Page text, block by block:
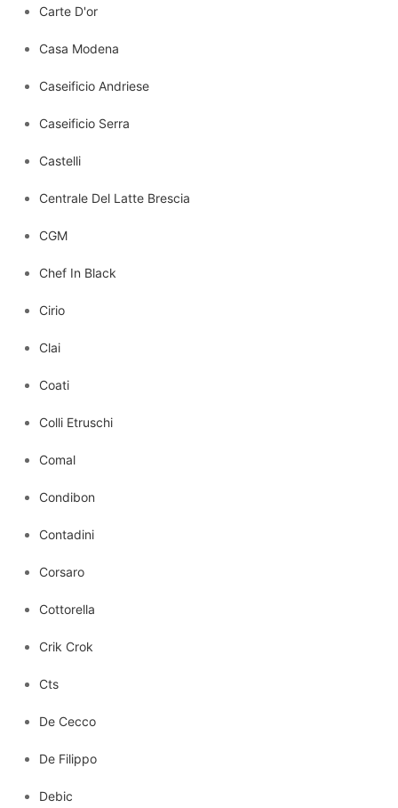
Carte D'or
Casa Modena
Caseificio Andriese
Caseificio Serra
Castelli
Centrale Del Latte Brescia
CGM
Chef In Black
Cirio
Clai
Coati
Colli Etruschi
Comal
Condibon
Contadini
Corsaro
Cottorella
Crik Crok
Cts
De Cecco
De Filippo
Debic